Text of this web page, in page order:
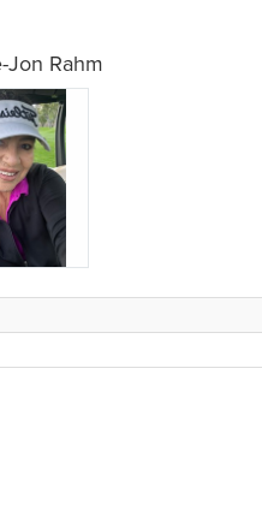
Jon Rahm